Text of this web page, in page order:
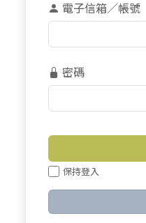
電子信箱／帳號
密碼
保持登入